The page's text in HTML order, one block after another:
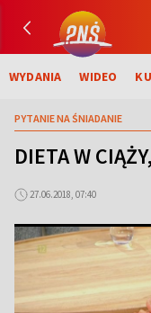
WYDANIA WIDEO
PYTANIE NA ŚNIADANIE
DIETA W
27.06.2018, 07:40